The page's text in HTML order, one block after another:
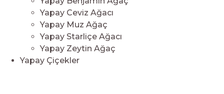
Yapay Ceviz Ağacı
Yapay Muz Ağaç
Yapay Starliçe Ağacı
Yapay Zeytin Ağaç
Yapay Çiçekler